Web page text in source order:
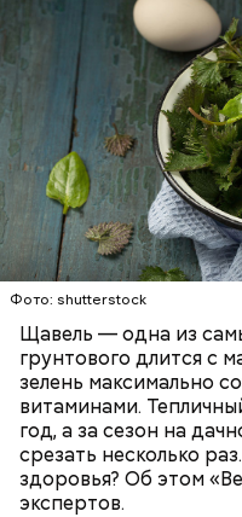
Фото: shutterstock
Щавель — одна из
грунтового длится с
зелень максимально
витаминами.
год, а за сезон на
срезать несколько
здоровья? Об этом
экспертов.
Опасность же щавеля
содержит большое
которая может
ЗДОРОВЬЕ ВРАЧИ
ПРОДУКТЫ